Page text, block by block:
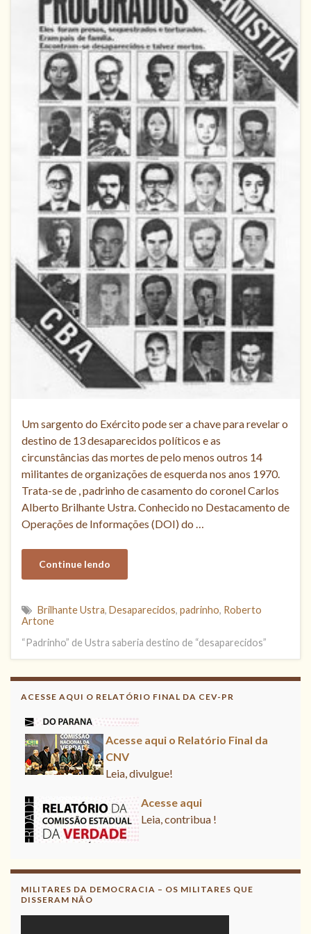
Um sargento do Exército pode ser a chave para revelar o
destino de 13 desaparecidos políticos e as
circunstâncias das mortes de pelo menos outros 14
militantes de organizações de esquerda nos anos 1970.
Trata-se de , padrinho de casamento do coronel Carlos
Alberto Brilhante Ustra. Conhecido no Destacamento de
Operações de Informações (DOI) do …
Continue lendo
Brilhante Ustra, Desaparecidos, padrinho, Roberto
Artone
“Padrinho” de Ustra saberia destino de “desaparecidos”
ACESSE AQUI O RELATÓRIO FINAL DA CEV-PR
Leia, contribua !
MILITARES DA DEMOCRACIA – OS MILITARES QUE
DISSERAM NÃO